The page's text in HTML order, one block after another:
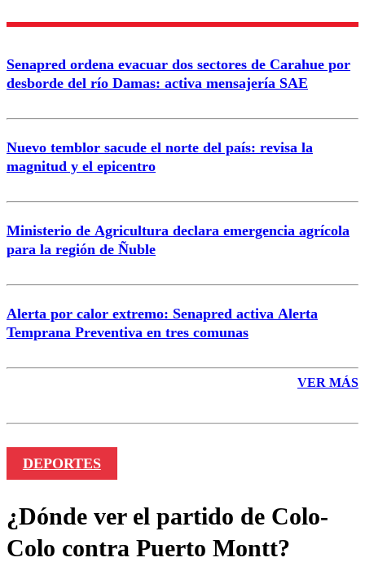
Nombre
Correo
Senapred ordena evacuar dos sectores de Carahue por
desborde del río Damas: activa mensajería SAE
Nuevo temblor sacude el norte del país: revisa la
magnitud y el epicentro
Ministerio de Agricultura declara emergencia agrícola
para la región de Ñuble
Alerta por calor extremo: Senapred activa Alerta
Temprana Preventiva en tres comunas
VER MÁS
DEPORTES
¿Dónde ver el partido de Colo-
Colo contra Puerto Montt?